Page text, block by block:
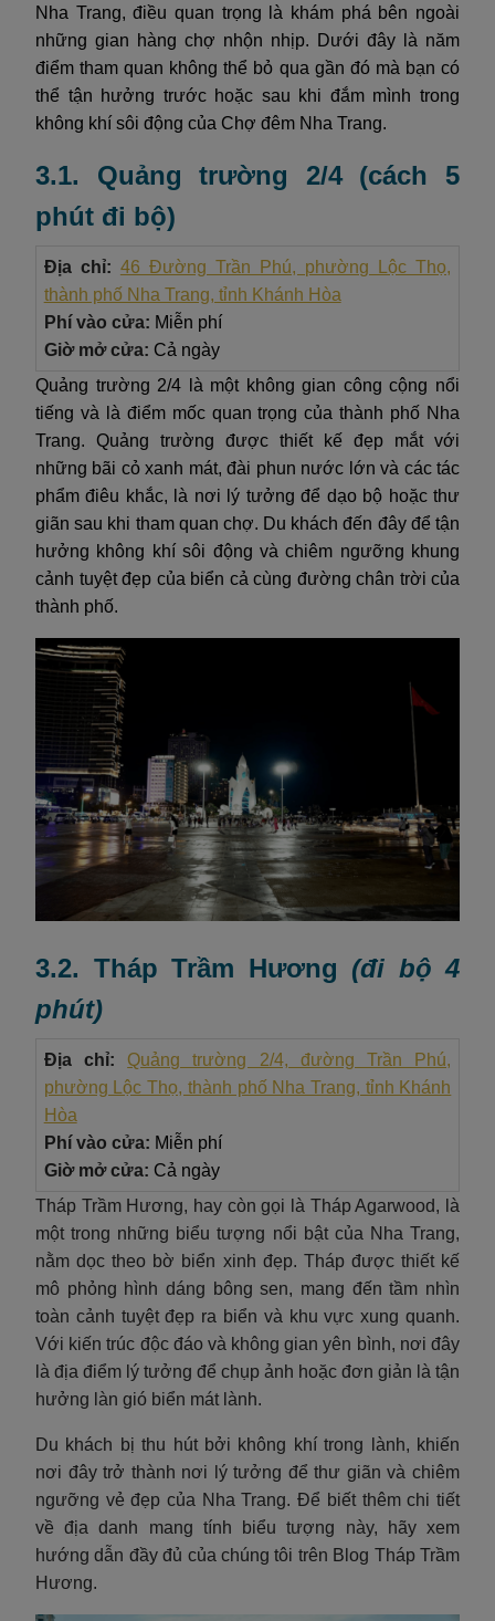
Nha Trang, điều quan trọng là khám phá bên ngoài
những gian hàng chợ nhộn nhịp. Dưới đây là năm
điểm tham quan không thể bỏ qua gần đó mà bạn có
thể tận hưởng trước hoặc sau khi đắm mình trong
không khí sôi động của Chợ đêm Nha Trang.
3.1. Quảng trường 2/4 (cách 5
phút đi bộ)
Địa chỉ: 46 Đường Trần Phú, phường Lộc Thọ,
thành phố Nha Trang, tỉnh Khánh Hòa
Phí vào cửa: Miễn phí
Giờ mở cửa: Cả ngày
Quảng trường 2/4 là một không gian công cộng nổi
tiếng và là điểm mốc quan trọng của thành phố Nha
Trang. Quảng trường được thiết kế đẹp mắt với
những bãi cỏ xanh mát, đài phun nước lớn và các tác
phẩm điêu khắc, là nơi lý tưởng để dạo bộ hoặc thư
giãn sau khi tham quan chợ. Du khách đến đây để tận
hưởng không khí sôi động và chiêm ngưỡng khung
cảnh tuyệt đẹp của biển cả cùng đường chân trời của
thành phố.
3.2. Tháp Trầm Hương (đi bộ 4
phút)
Địa chỉ:
Quảng trường 2/4, đường Trần Phú,
phường Lộc Thọ, thành phố Nha Trang, tỉnh Khánh
Hòa
Phí vào cửa: Miễn phí
Giờ mở cửa: Cả ngày
Tháp Trầm Hương, hay còn gọi là Tháp Agarwood, là
một trong những biểu tượng nổi bật của Nha Trang,
nằm dọc theo bờ biển xinh đẹp. Tháp được thiết kế
mô phỏng hình dáng bông sen, mang đến tầm nhìn
toàn cảnh tuyệt đẹp ra biển và khu vực xung quanh.
Với kiến trúc độc đáo và không gian yên bình, nơi đây
là địa điểm lý tưởng để chụp ảnh hoặc đơn giản là tận
hưởng làn gió biển mát lành.
Du khách bị thu hút bởi không khí trong lành, khiến
nơi đây trở thành nơi lý tưởng để thư giãn và chiêm
ngưỡng vẻ đẹp của Nha Trang. Để biết thêm chi tiết
về địa danh mang tính biểu tượng này, hãy xem
hướng dẫn đầy đủ của chúng tôi trên Blog Tháp Trầm
Hương.